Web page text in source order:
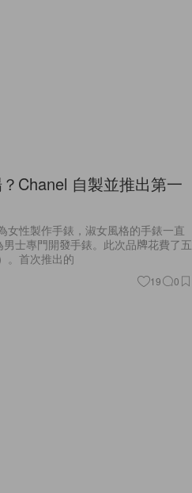
Chanel 自製並推出第一
女性製作手錶，淑女風格的手錶一直
士專門開發手錶。此次品牌花費了五
。首次推出的
19 0